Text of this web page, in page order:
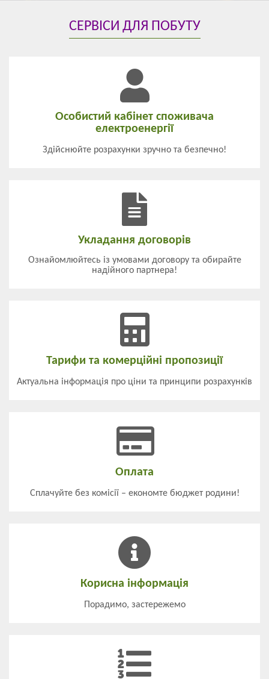
СЕРВІСИ ДЛЯ ПОБУТУ
Особистий кабінет споживача
електроенергії
Здійснюйте розрахунки зручно та безпечно!
Укладання договорів
Ознайомлюйтесь із умовами договору та обирайте
надійного партнера!
Тарифи та комерційні пропозиції
Актуальна інформація про ціни та принципи розрахунків
Оплата
Сплачуйте без комісії – економте бюджет родини!
Корисна інформація
Порадимо, застережемо